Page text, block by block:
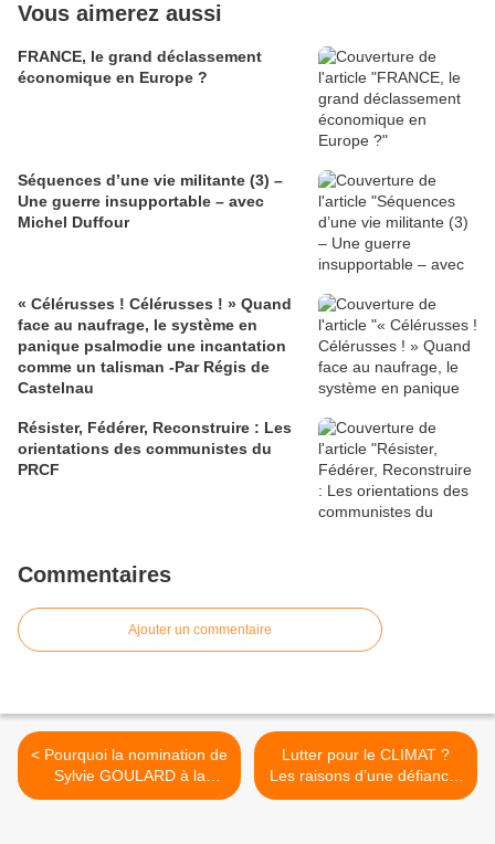
Vous aimerez aussi
FRANCE, le grand déclassement
économique en Europe ?
Séquences d’une vie militante (3) –
Une guerre insupportable – avec
Michel Duffour
« Célérusses ! Célérusses ! » Quand
face au naufrage, le système en
panique psalmodie une incantation
comme un talisman -Par Régis de
Castelnau
Résister, Fédérer, Reconstruire : Les
orientations des communistes du
PRCF
Commentaires
Ajouter un commentaire
< Pourquoi la nomination de
Sylvie GOULARD à la
commission EUROPÉENNE
Lutter pour le CLIMAT ?
Les raisons d’une défiance.
>